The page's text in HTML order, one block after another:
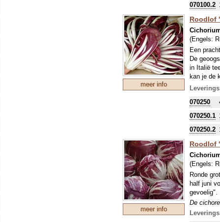
Het
of meer
een plant
naar
070100.2
meer info
Roodlof
(Engels:
Een
De
in Italië
kan je de
teeltwijze
De
of meer
een plant
naar
070250
070250.1
070250.2
meer info
Roodlof
(Engels:
Ronde
half juni
gevoelig".
De
of meer